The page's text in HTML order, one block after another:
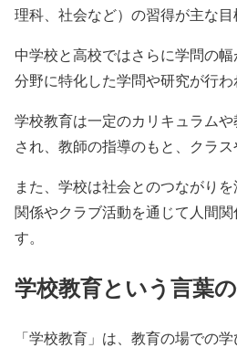
理科、社会など）の習得が主な目
中学校と高校ではさらに学問の
分野に特化した学問や研究が行わ
学校教育は一定のカリキュラム
され、教師の指導のもと、クラス
また、学校は社会とのつながり
関係やクラブ活動を通じて人間
す。
学校教育という言葉
「学校教育」は、教育の場での